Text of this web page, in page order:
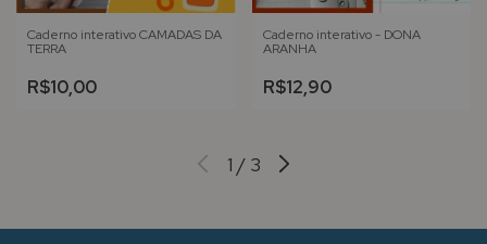
Caderno interativo CAMADAS DA
TERRA
R$10,00
Caderno interativo - DONA
ARANHA
R$12,90
1 / 3